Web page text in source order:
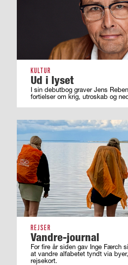
KULTUR
Ud i lyset
I sin debutbog graver Jens
fortielser om krig, utroskab og
REJSER
Vandre-journal
For fire år siden gav Inge Færch
at vandre alfabetet tyndt via
rejsekort.